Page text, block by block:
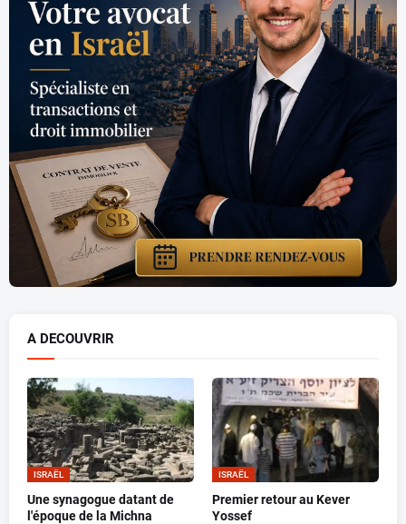
A DECOUVRIR
ISRAËL
Une synagogue datant de
l'époque de la Michna
ISRAËL
Premier retour au Kever
Yossef